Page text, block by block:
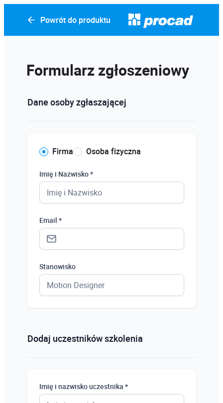
Powrót do produktu
Formularz zgłoszeniowy
Dane osoby zgłaszającej
Firma Osoba fizyczna
Imię i Nazwisko *
Email *
Stanowisko
Dodaj uczestników szkolenia
Imię i nazwisko uczestnika *
Uczeń